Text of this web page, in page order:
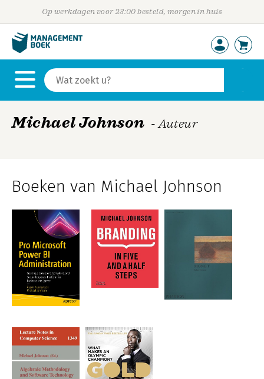
Op werkdagen voor 23:00 besteld, morgen in huis
Michael Johnson - Auteur
Boeken van Michael Johnson